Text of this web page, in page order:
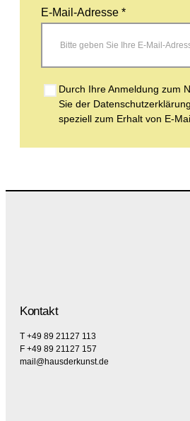
E-Mail-Adresse *
Durch Ihre Anmeldung zum
Sie der
speziell zum Erhalt von E-
Kontakt
T +49 89 21127 113
F +49 89 21127 157
mail@hausderkunst.de